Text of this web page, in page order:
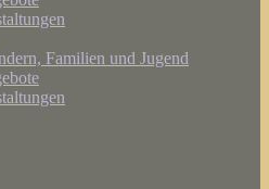
Familien und Jugend